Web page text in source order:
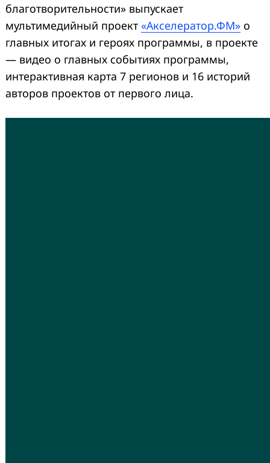
благотворительности» выпускает
мультимедийный проект «Акселератор.ФМ» о
главных итогах и героях программы, в проекте
— видео о главных событиях программы,
интерактивная карта 7 регионов и 16 историй
авторов проектов от первого лица.